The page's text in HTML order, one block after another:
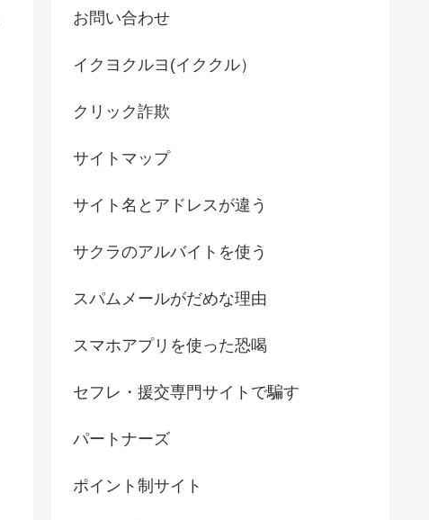
お問い合わせ
イクヨクルヨ(イククル）
クリック詐欺
サイトマップ
サイト名とアドレスが違う
サクラのアルバイトを使う
スパムメールがだめな理由
スマホアプリを使った恐喝
セフレ・援交専門サイトで騙す
パートナーズ
ポイント制サイト